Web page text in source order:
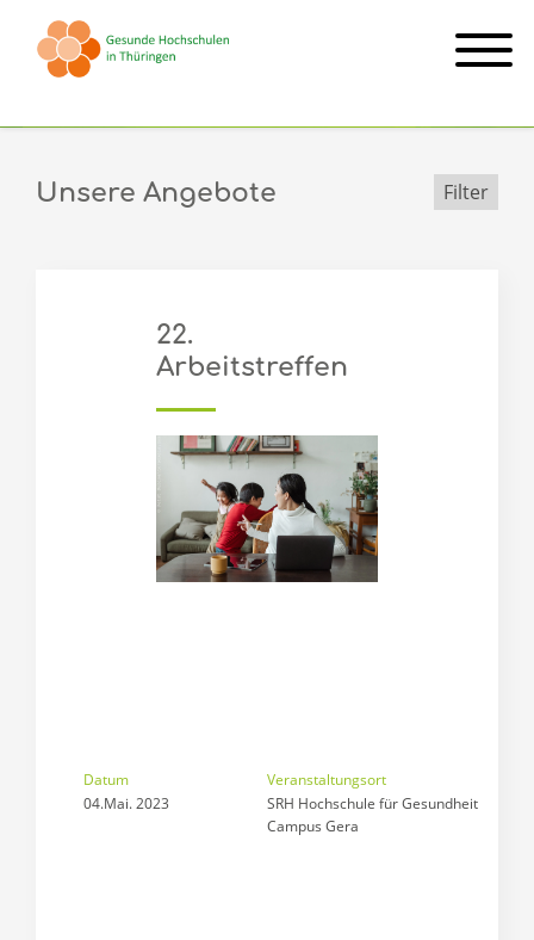
Unsere Angebote Filter
22.
Arbeitstreffen
Arbeitstreffen
Datum
04.Mai. 2023
Veranstaltungsort
SRH Hochschule für Gesundheit
Campus Gera